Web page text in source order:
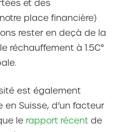
et des
place financière)
rester en deçà de la
réchauffement à 1.5C°
est également
Suisse, d’un facteur
le rapport récent de